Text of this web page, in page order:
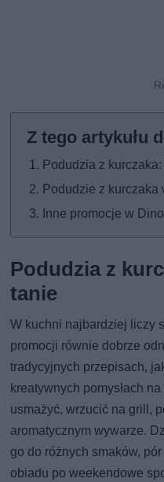
Podudzia z
Podudzie z kurczaka
Inne promocje w
Podudzia z
tanie
W kuchni najbardziej liczy
promocji równie dobrze
tradycyjnych przepisach,
kreatywnych pomysłach
usmażyć, wrzucić na grill,
aromatycznym wywarze.
go do różnych smaków,
obiadu po weekendowe